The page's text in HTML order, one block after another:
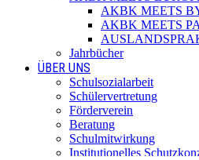
AKBK MEETS
AKBK MEETS
Jahrbücher
ÜBER UNS
Schulsozialarbeit
Schülervertretung
Förderverein
Beratung
Schulmitwirkung
Institutionelles